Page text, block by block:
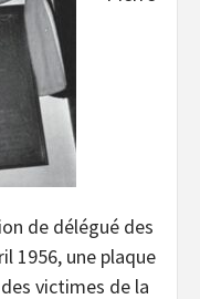
de délégué des
1956, une plaque
victimes de la